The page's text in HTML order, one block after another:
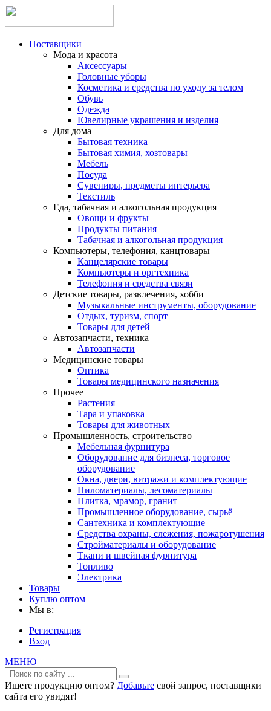
Поставщики
Мода и красота
Аксессуары
Головные уборы
Косметика и средства по уходу за телом
Обувь
Одежда
Ювелирные украшения и изделия
Для дома
Бытовая техника
Бытовая химия, хозтовары
Мебель
Посуда
Сувениры, предметы интерьера
Текстиль
Еда, табачная и алкогольная продукция
Овощи и фрукты
Продукты питания
Табачная и алкогольная продукция
Компьютеры, телефония, канцтовары
Канцелярские товары
Компьютеры и оргтехника
Телефония и средства связи
Детские товары, развлечения, хобби
Музыкальные инструменты, оборудование
Отдых, туризм, спорт
Товары для детей
Автозапчасти, техника
Автозапчасти
Медицинские товары
Оптика
Товары медицинского назначения
Прочее
Растения
Тара и упаковка
Товары для животных
Промышленность, строительство
Мебельная фурнитура
Оборудование для бизнеса, торговое
оборудование
Окна, двери, витражи и комплектующие
Пиломатериалы, лесоматериалы
Плитка, мрамор, гранит
Промышленное оборудование, сырьё
Сантехника и комплектующие
Средства охраны, слежения, пожаротушения
Стройматериалы и оборудование
Ткани и швейная фурнитура
Топливо
Электрика
Товары
Куплю оптом
Мы в:
Регистрация
Вход
МЕНЮ
Ищете продукцию оптом? Добавьте свой запрос, поставщики
сайта его увидят!